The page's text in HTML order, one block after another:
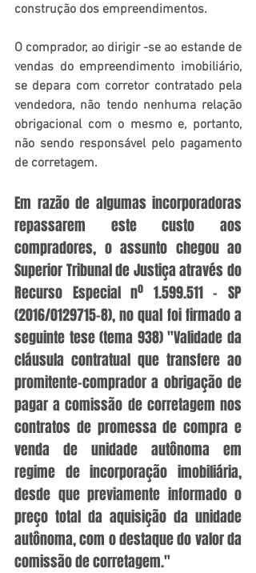
construção dos empreendimentos.
O comprador, ao dirigir -se ao estande de
vendas do empreendimento imobiliário,
se depara com corretor contratado pela
vendedora, não tendo nenhuma relação
obrigacional com o mesmo e, portanto,
não sendo responsável pelo pagamento
de corretagem.
Em razão de algumas incorporadoras
repassarem este custo aos
compradores, o assunto chegou ao
Superior Tribunal de Justiça através do
Recurso Especial nº 1.599.511 - SP
(2016/0129715-8), no qual foi firmado a
seguinte tese (tema 938) "Validade da
cláusula contratual que transfere ao
promitente-comprador a obrigação de
pagar a comissão de corretagem nos
contratos de promessa de compra e
venda de unidade autônoma em
regime de incorporação imobiliária,
desde que previamente informado o
preço total da aquisição da unidade
autônoma, com o destaque do valor da
comissão de corretagem."